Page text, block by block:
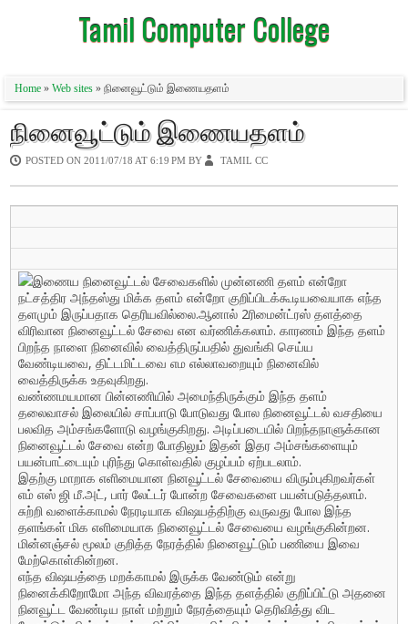
Tamil Computer College
Home » Web sites » நினைவூட்டும் இணையதளம்
நினைவூட்டும் இணையதளம்
POSTED ON 2011/07/18 AT 6:19 PM BY TAMIL CC
இணைய நினைவூட்டல் சேவைகளில் முன்னணி தளம் என்றோ
நட்சத்திர அந்தஸ்து மிக்க தளம் என்றோ குறிப்பிடக்கூடியவையாக‌ எந்த
தளமும் இருப்பதாக தெரியவில்லை.ஆனால் 2ரிமைன்ட்ரஸ் தளத்தை
விரிவான நினைவூட்டல் சேவை என வர்ணிக்கலாம். காரணம் இந்த தளம்
பிறந்த நாளை நினைவில் வைத்திருப்பதில் துவங்கி செய்ய
வேண்டியவை, திட்டமிட்டவை எம எல்லாவறையும் நினைவில்
வைத்திருக்க உதவுகிற‌து.
வண்ணமயமான பின்னணியில் அமைந்திருக்கும் இந்த தளம்
தலைவாசல் இலையில் சாப்பாடு போடுவது போல நினைவூட்டல் வசதியை
பலவித அம்சங்களோடு வழங்குகிறது. அடிப்படையில் பிறந்தநாளுக்கான
நினைவூட்டல் சேவை என்ற‌ போதிலும் இதன் இதர அம்சங்களையும்
பயன்பாட்டையும் புரிந்து கொள்வதில் குழப்பம் ஏற்படலாம்.
இதற்கு மாறாக எளிமையான நினவூட்டல் சேவையை விரும்புகிற‌வர்கள்
எம் எஸ் ஜி மீ.அட், பார் லேட்டர் போன்ற‌ சேவைகளை பயன்படுத்தலாம்.
சுற்றி வளைக்காமல் நேரடியாக விஷயத்திற்கு வருவது போல இந்த
தளங்கள் மிக எளிமையாக நினைவூட்டல் சேவையை வழங்குகின்றன.
மின்னஞ்சல் மூலம் குறித்த நேரத்தில் நினைவூட்டும் பணியை இவை
மேற்கொள்கின்ற‌ன.
எந்த விஷயத்தை மறக்காமல் இருக்க வேண்டும் என்று
நினைக்கிறோமோ அந்த விவரத்தை இந்த தளத்தில் குறிப்பிட்டு அதனை
நினவூட்ட வேண்டிய நாள் மற்றும் நேரத்தையும் தெரிவித்து விட